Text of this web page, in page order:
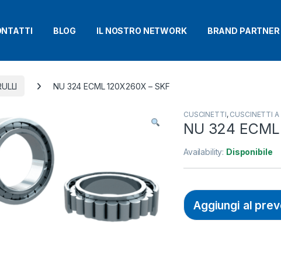
BLOG IL NOSTRO NETWORK BRAND PARTNER
NU 324 ECML 120X260X – SKF
CUSCINETTI, CUSCINETTI A
NU 324
Availability: Disponibile
Aggiungi al